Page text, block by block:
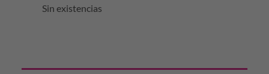
Sin existencias